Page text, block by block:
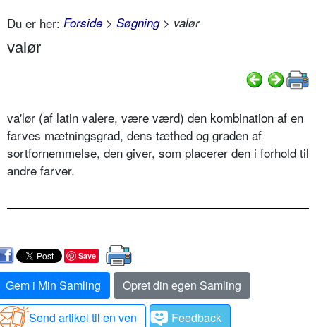
Du er her: Forside > Søgning> valør
valør
va'lør (af latin valere, være værd) den kombination af en
farves mætningsgrad, dens tæthed og graden af
sortfornemmelse, den giver, som placerer den i forhold til
andre farver.
Save
Gem i Min Samling
Opret din egen Samling
Send artikel til en ven
Feedback